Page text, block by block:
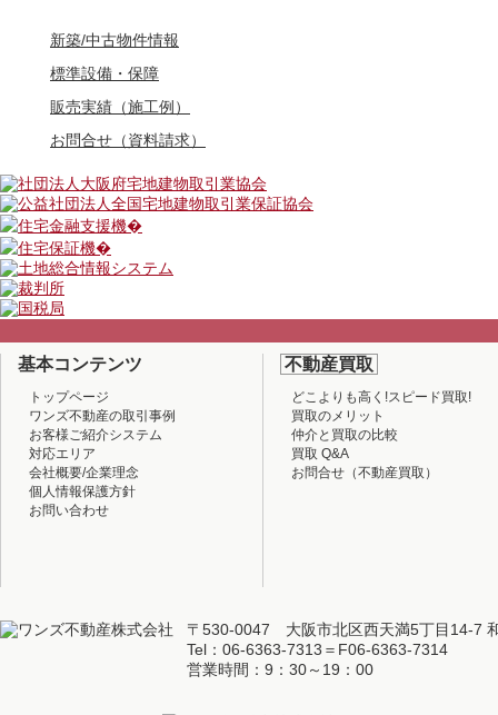
新築/中古物件情報
標準設備・保障
販売実績（施工例）
お問合せ（資料請求）
基本コンテンツ
トップページ
ワンズ不動産の取引事例
お客様ご紹介システム
対応エリア
会社概要/企業理念
個人情報保護方針
お問い合わせ
不動産買取
どこよりも高く!スピード買取!
買取のメリット
仲介と買取の比較
買取 Q&A
お問合せ（不動産買取）
〒530-0047 大阪市北区西天満5丁目14-7
Tel：06-6363-7313＝F06-6363-7314
営業時間：9：30～19：00